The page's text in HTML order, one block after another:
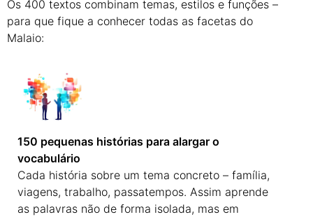
Os 400 textos combinam temas, estilos e funções –
para que fique a conhecer todas as facetas do
Malaio:
150 pequenas histórias para alargar o
vocabulário
Cada história sobre um tema concreto – família,
viagens, trabalho, passatempos. Assim aprende
as palavras não de forma isolada, mas em